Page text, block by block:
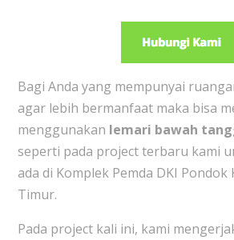
Bagi Anda yang mempunyai
agar lebih bermanfaat maka bisa
menggunakan lemari bawah
seperti pada project terbaru kami
ada di Komplek Pemda DKI Pondok
Timur.
Pada project kali ini, kami